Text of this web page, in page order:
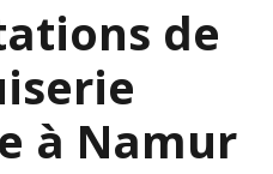
de
à Namur